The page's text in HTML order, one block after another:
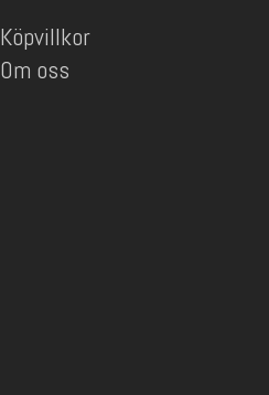
Köpvillkor
Om oss